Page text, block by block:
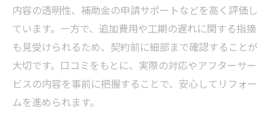
内容の透明性、補助金の申請サポートなどを高く評価し
ています。一方で、追加費用や工期の遅れに関する指摘
も見受けられるため、契約前に細部まで確認することが
大切です。口コミをもとに、実際の対応やアフターサー
ビスの内容を事前に把握することで、安心してリフォー
ムを進められます。